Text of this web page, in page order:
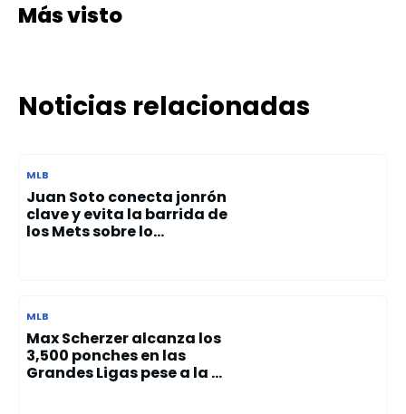
Más visto
Noticias relacionadas
MLB
Juan Soto conecta jonrón
clave y evita la barrida de
los Mets sobre lo...
MLB
Max Scherzer alcanza los
3,500 ponches en las
Grandes Ligas pese a la ...